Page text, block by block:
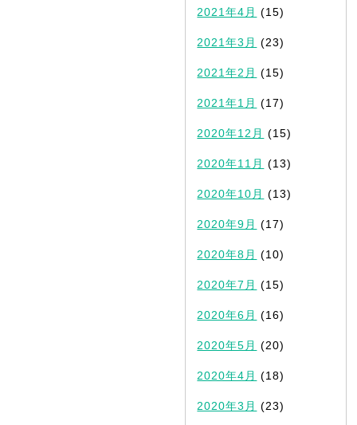
2021年4月 (15)
2021年3月 (23)
2021年2月 (15)
2021年1月 (17)
2020年12月 (15)
2020年11月 (13)
2020年10月 (13)
2020年9月 (17)
2020年8月 (10)
2020年7月 (15)
2020年6月 (16)
2020年5月 (20)
2020年4月 (18)
2020年3月 (23)